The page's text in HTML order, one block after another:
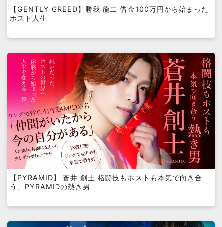
【GENTLY GREED】勝我 龍二 借金100万円から始まった
ホスト人生
【PYRAMID】 蒼井 創士 格闘技もホストも本気で向き合
う、PYRAMIDの熱き男